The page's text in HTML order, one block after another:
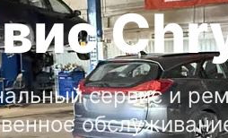
сервис и